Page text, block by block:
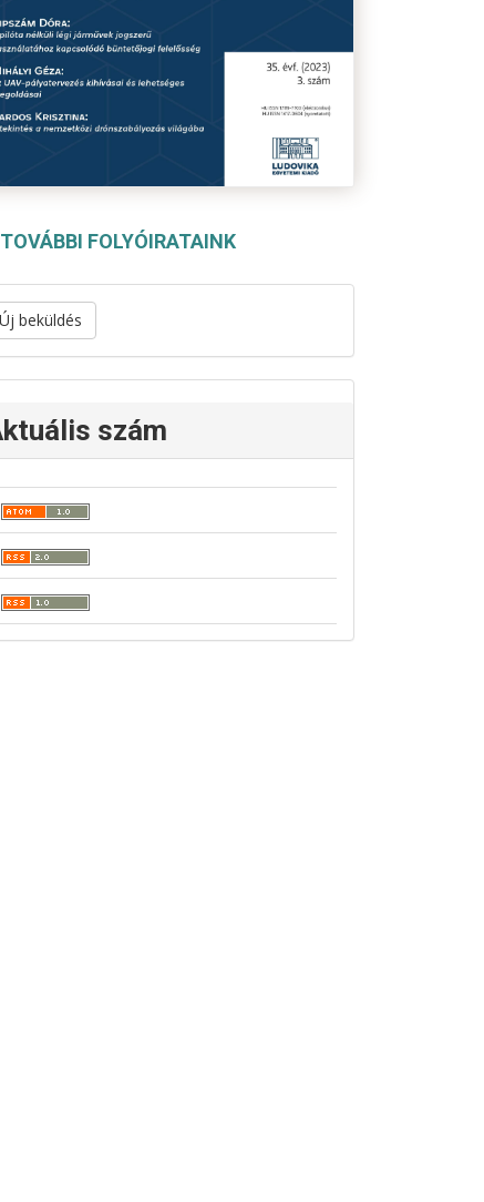
TOVÁBBI FOLYÓIRATAINK
Új beküldés
szám